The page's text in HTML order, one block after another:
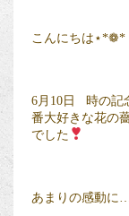
こんにちは⋆*❁*
6月10日 時の記
番大好きな花の
でした
あまりの感動に